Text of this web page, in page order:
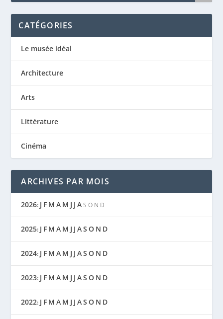
CATÉGORIES
Le musée idéal
Architecture
Arts
Littérature
Cinéma
ARCHIVES PAR MOIS
2026: J F M A M J J A S O N D
2025: J F M A M J J AS O N D
2024: J F M A M J J AS O N D
2023: J F M A M J J AS O N D
2022: J F M A M J J AS O N D